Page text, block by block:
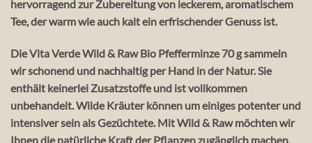
hervorragend zur Zubereitung von leckerem, aromatischem
Tee, der warm wie auch kalt ein erfrischender Genuss ist.
Die Vita Verde Wild & Raw Bio Pfefferminze 70 g sammeln
wir schonend und nachhaltig per Hand in der Natur. Sie
enthält keinerlei Zusatzstoffe und ist vollkommen
unbehandelt. Wilde Kräuter können um einiges potenter und
intensiver sein als Gezüchtete. Mit Wild & Raw möchten wir
Ihnen die natürliche Kraft der Pflanzen zugänglich machen.